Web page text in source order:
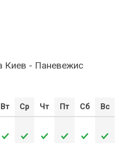
Киев - Паневежис
Вт Ср Чт Пт Сб Вс